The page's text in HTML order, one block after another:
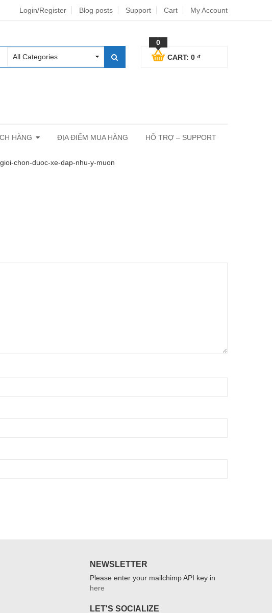
Login/Register Blog posts Support Cart My Account
0
CART: 0 ₫
HÀNG ĐỊA ĐIỂM MUA HÀNG HỖ TRỢ – SUPPORT
chon-duoc-xe-dap-nhu-y-muon
NEWSLETTER
Please enter your mailchimp API key in
here
LET'S SOCIALIZE